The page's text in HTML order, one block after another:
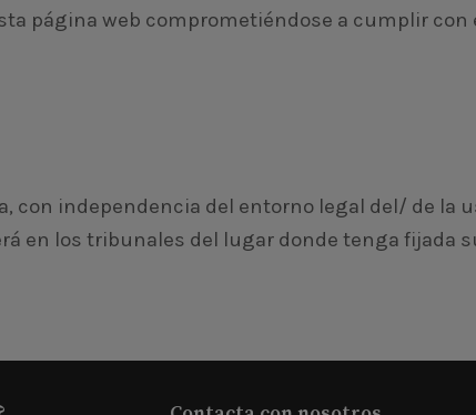
página web comprometiéndose a cumplir con
con independencia del entorno legal del/ de la
en los tribunales del lugar donde tenga fijada